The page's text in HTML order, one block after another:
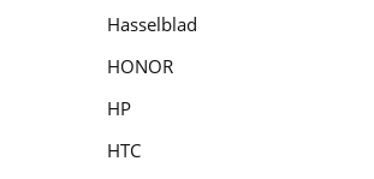
Hasselblad
HONOR
HP
HTC